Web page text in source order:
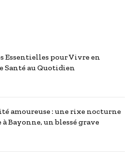
Essentielles pour Vivre en
Santé au Quotidien
amoureuse : une rixe nocturne
à Bayonne, un blessé grave